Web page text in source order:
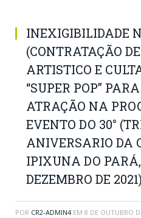
INEXIGIBILIDADE
(CONTRATAÇÃO
ARTISTICO E
“SUPER POP”
ATRAÇÃO NA
EVENTO DO 30°
ANIVERSARIO DA
IPIXUNA DO
DEZEMBRO DE 2021)
POR CR2-ADMIN4 EM 8 DE OUTUBRO